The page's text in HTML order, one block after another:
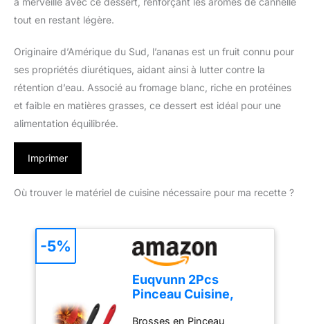
tout en restant légère.
Originaire d’Amérique du Sud, l’ananas est un fruit connu pour
ses propriétés diurétiques, aidant ainsi à lutter contre la
rétention d’eau. Associé au fromage blanc, riche en protéines
et faible en matières grasses, ce dessert est idéal pour une
alimentation équilibrée.
Imprimer
Où trouver le matériel de cuisine nécessaire pour ma recette ?
Euqvunn 2Pcs
Pinceau Cuisine,
Brosses en Pinceau
-5%